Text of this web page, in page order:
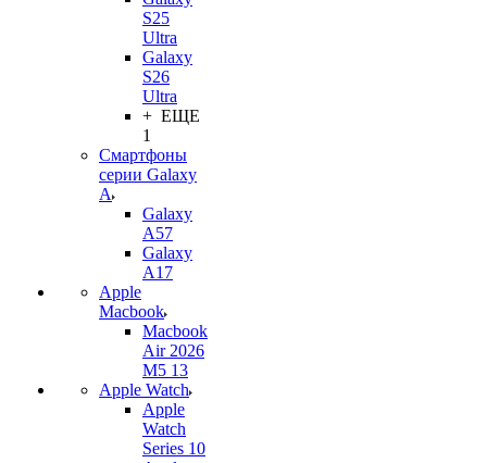
S25
Ultra
Galaxy
S26
Ultra
+ ЕЩЕ
1
Смартфоны
серии Galaxy
A
Galaxy
A57
Galaxy
A17
Apple
Macbook
Macbook
Air 2026
M5 13
Apple Watch
Apple
Watch
Series 10